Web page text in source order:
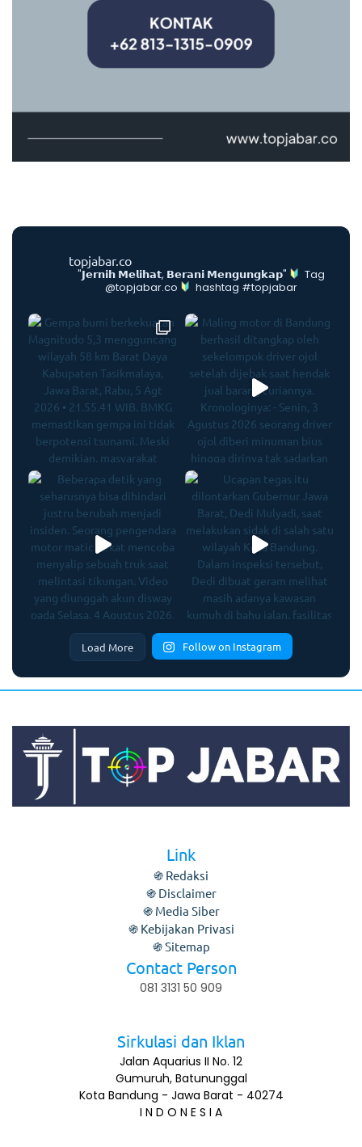
topjabar.co
"𝗝𝗲𝗿𝗻𝗶𝗵 𝗠𝗲𝗹𝗶𝗵𝗮𝘁, 𝗕𝗲𝗿𝗮𝗻𝗶 𝗠𝗲𝗻𝗴𝘂𝗻𝗴𝗸𝗮𝗽"
Tag
@topjabar.co
hashtag #topjabar
Load More Follow on Instagram
Link
֍ Redaksi
֍ Disclaimer
֍ Media Siber
֍ Kebijakan Privasi
֍ Sitemap
Contact Person
081 3131 50 909
Sirkulasi dan Iklan
Jalan Aquarius II No. 12
Gumuruh, Batununggal
Kota Bandung - Jawa Barat - 40274
I N D O N E S I A